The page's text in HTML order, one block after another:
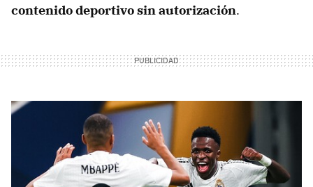
contenido deportivo sin autorización.